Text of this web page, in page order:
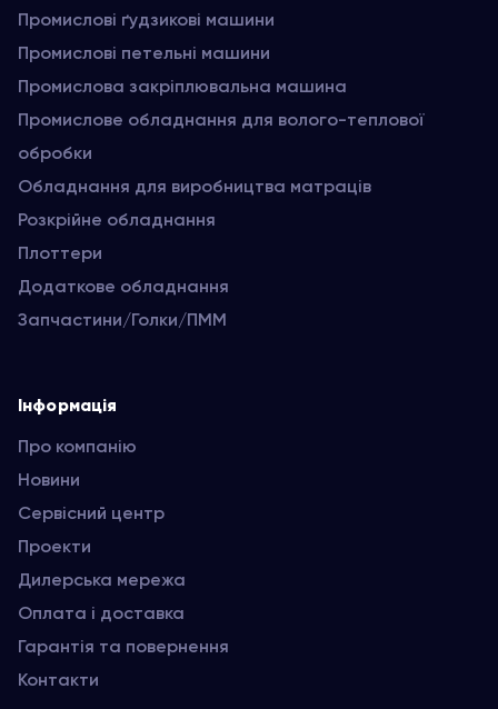
Промислові ґудзикові машини
Промислові петельні машини
Промислова закріплювальна машина
Промислове обладнання для волого-теплової
обробки
Обладнання для виробництва матраців
Розкрійне обладнання
Плоттери
Додаткове обладнання
Запчастини/Голки/ПММ
Інформація
Про компанію
Новини
Сервісний центр
Проекти
Дилерська мережа
Оплата і доставка
Гарантія та повернення
Контакти